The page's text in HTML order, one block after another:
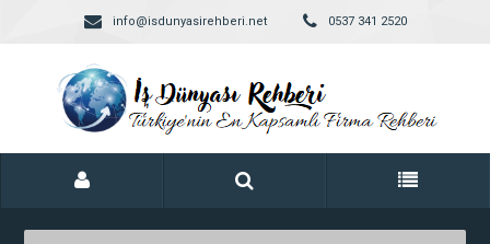
info@isdunyasirehberi.net 0537 341 2520